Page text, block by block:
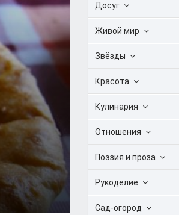
Досуг
Живой мир
Звёзды
Красота
Кулинария
Отношения
Поэзия и проза
Рукоделие
Сад-огород